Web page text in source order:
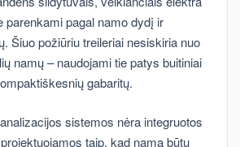
parenkami pagal namo dydį ir
Šiuo požiūriu treileriai nesiskiria nuo
namų – naudojami tie patys buitiniai
gabaritų.
sistemos nėra integruotos
taip, kad namą būtų